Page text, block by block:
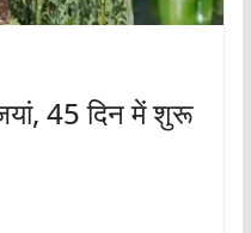
45 दिन में शुरू